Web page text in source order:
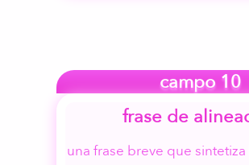
campo 10
frase de
una frase breve que sintetiza